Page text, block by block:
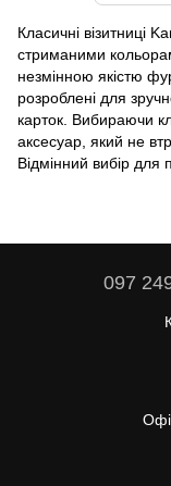
Класичні візитниці
стриманими
незмінною якістю
розроблені для
карток. Вибираючи
аксесуар, який не
Відмінний вибір для
097